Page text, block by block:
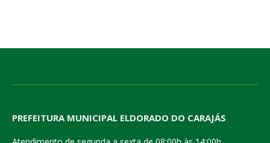
PREFEITURA MUNICIPAL ELDORADO DO CARAJÁS